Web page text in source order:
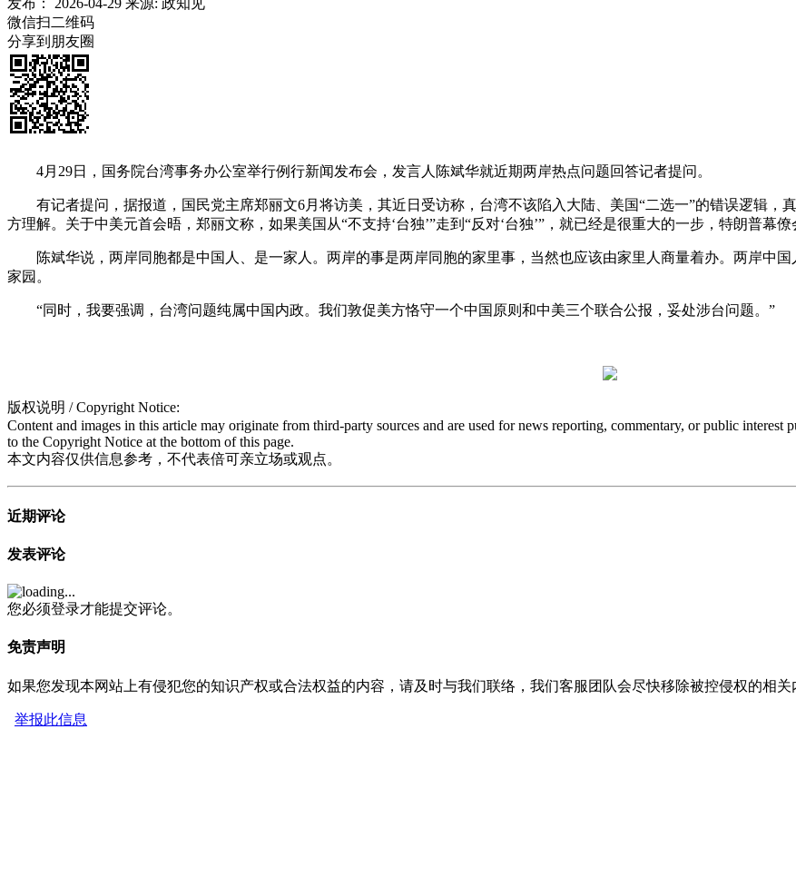
发布： 2026-04-29 来源: 政知见
微信扫二维码
分享到朋友圈
4月29日，国务院台湾事务办公室举行例行新闻发布会，发言人陈斌华就近期两岸热点问题回答记者提问。
有记者提问，据报道，国民党主席郑丽文6月将访美，其近日受访称，台湾不该陷入大陆、美国“二选一”的错误逻辑，
方理解。关于中美元首会晤，郑丽文称，如果美国从“不支持‘台独’”走到“反对‘台独’”，就已经是很重大的一步，特朗普幕
陈斌华说，两岸同胞都是中国人、是一家人。两岸的事是两岸同胞的家里事，当然也应该由家里人商量着办。两岸中
家园。
“同时，我要强调，台湾问题纯属中国内政。我们敦促美方恪守一个中国原则和中美三个联合公报，妥处涉台问题。”
版权说明 / Copyright Notice:
Content and images in this article may originate from third-party sources and are used for news reporting, commentary, or public
to the Copyright Notice at the bottom of this page.
本文内容仅供信息参考，不代表倍可亲立场或观点。
近期评论
发表评论
您必须登录才能提交评论。
免责声明
如果您发现本网站上有侵犯您的知识产权或合法权益的内容，请及时与我们联络，我们客服团队会尽快移除被控侵权的相关
举报此信息